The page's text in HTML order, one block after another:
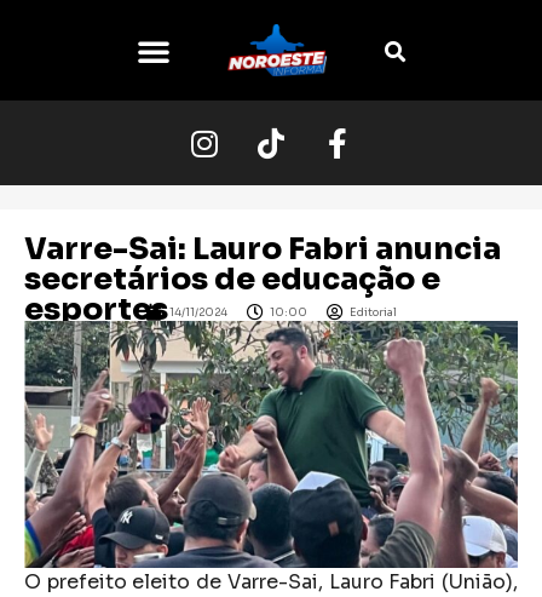
Varre-Sai: Lauro Fabri anuncia
secretários de educação e
esportes14/11/2024 10:00 Editorial
O prefeito eleito de Varre-Sai, Lauro Fabri (União),